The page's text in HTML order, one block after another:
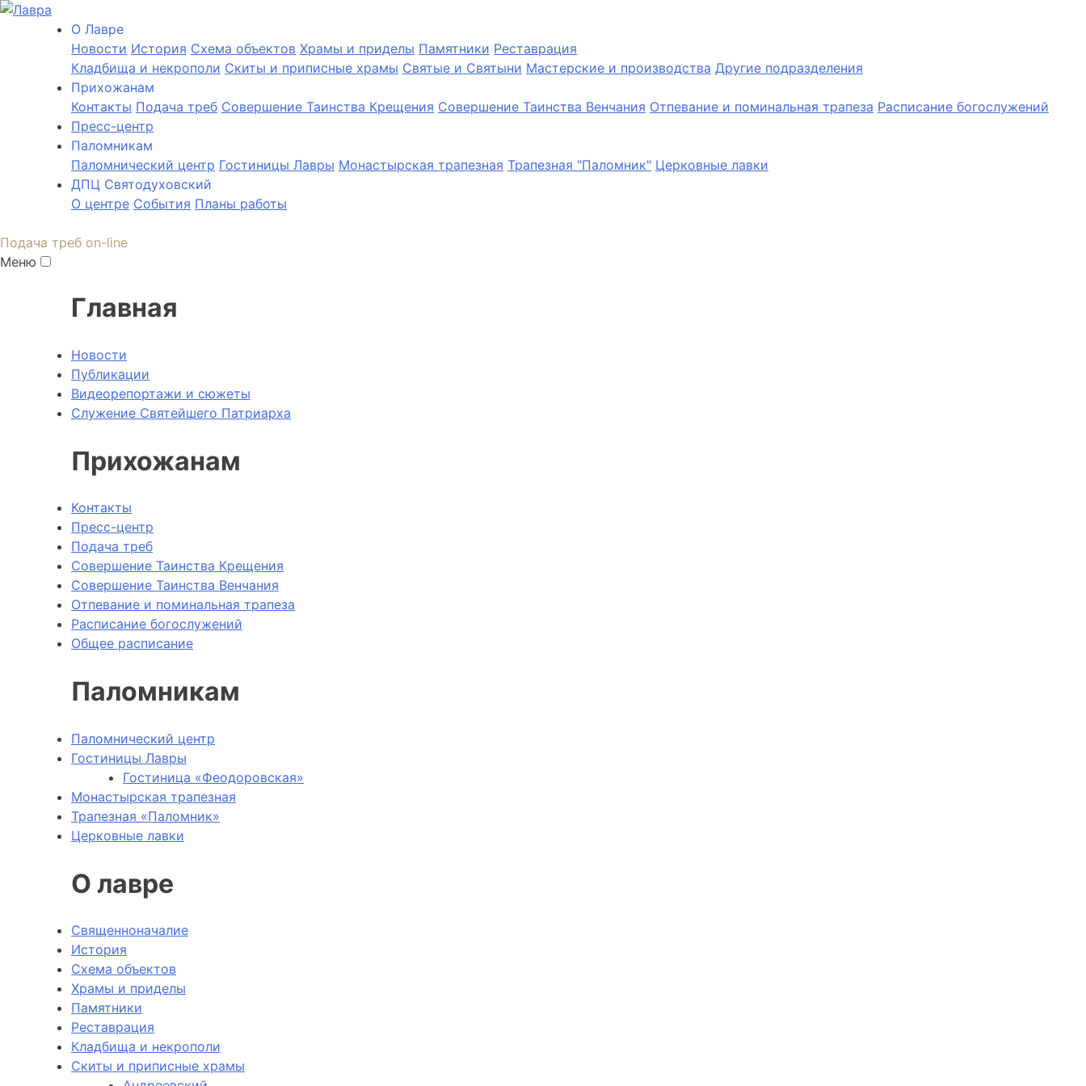
О Лаврe
Новости История Cхема объектов Храмы и приделы Памятники Реставрация
Кладбища и некрополи Скиты и приписные храмы Святые и Святыни Мастерские и производства Другие подразделения
Прихожанам
Контакты Подача треб Совершение Таинства Крещения Совершение Таинства Венчания Отпевание и поминальная трапеза Расписание богослужений
Пресс-центр
Паломникам
Паломнический центр Гостиницы Лавры Монастырская трапезная Трапезная "Паломник" Церковные лавки
ДПЦ Святодуховский
О центре События Планы работы
Подача треб on-line
Меню
Главная
Новости
Публикации
Видеорепортажи и сюжеты
Служение Святейшего Патриарха
Прихожанам
Контакты
Пресс-центр
Подача треб
Совершение Таинства Крещения
Совершение Таинства Венчания
Отпевание и поминальная трапеза
Расписание богослужений
Общее расписание
Паломникам
Паломнический центр
Гостиницы Лавры
Гостиница «Феодоровская»
Монастырская трапезная
Трапезная «Паломник»
Церковные лавки
О лавре
Священноначалие
История
Схема объектов
Храмы и приделы
Памятники
Реставрация
Кладбища и некрополи
Скиты и приписные храмы